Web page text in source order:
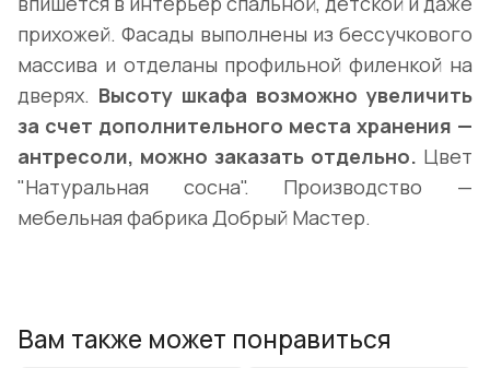
прихожей. Фасады выполнены из бессучкового
массива и отделаны профильной филенкой на
дверях. Высоту шкафа возможно увеличить
за счет дополнительного места хранения —
антресоли, можно заказать отдельно. Цвет
"Натуральная сосна". Производство —
мебельная фабрика Добрый Мастер.
Вам также может понравиться